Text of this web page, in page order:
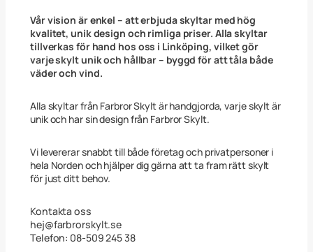
e
r
n
4
5
x
c
m
ä
n
g
d
Vår vision är enkel – att erbjuda skyltar med hög
kvalitet, unik design och rimliga priser. Alla skyltar
tillverkas för hand hos oss i Linköping, vilket gör
varje skylt unik och hållbar – byggd för att tåla både
väder och vind.
Alla skyltar från Farbror Skylt är handgjorda, varje skylt är
unik och har sin design från Farbror Skylt.
Vi levererar snabbt till både företag och privatpersoner i
hela Norden och hjälper dig gärna att ta fram rätt skylt
för just ditt behov.
Kontakta oss
hej@farbrorskylt.se
Telefon: 08-509 245 38